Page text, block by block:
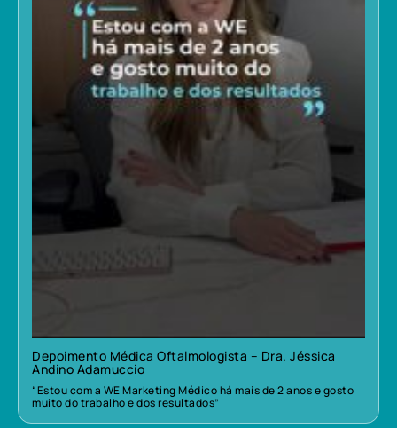
Depoimento Médica Oftalmologista – Dra. Jéssica
Andino Adamuccio
“Estou com a WE Marketing Médico há mais de 2 anos e gosto
muito do trabalho e dos resultados”